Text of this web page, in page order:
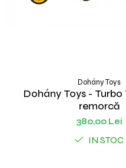
Dohány Toys
Dohány Toys -
remorcă
380,00 Lei
IN STOC